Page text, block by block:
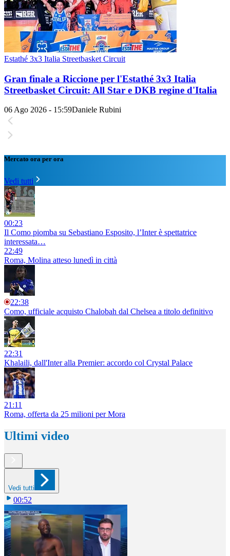
Estathé 3x3 Italia Streetbasket Circuit
Gran finale a Riccione per l'Estathé 3x3 Italia
Streetbasket Circuit: All Star e DKB regine d'Italia
06 Ago 2026 - 15:59Daniele Rubini
Mercato ora per ora
Vedi tutti
00:23
Il Como piomba su Sebastiano Esposito, l’Inter è spettatrice
interessata…
22:49
Roma, Molina atteso lunedì in città
22:38
Como, ufficiale acquisto Chalobah dal Chelsea a titolo definitivo
22:31
Khalaili, dall'Inter alla Premier: accordo col Crystal Palace
21:11
Roma, offerta da 25 milioni per Mora
Ultimi video
Vedi tutti
00:52